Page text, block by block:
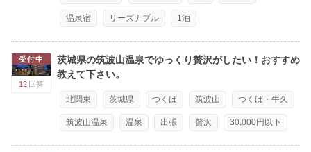
温泉宿 リーズナブル 1泊
受付中
12 回答
茨城県の筑波山温泉でゆっくり贅沢がしたい！おすすめ
教えて下さい。
北関東 茨城県 つくば 筑波山 つくば・牛久
筑波山温泉 温泉 出張 贅沢 30,000円以下